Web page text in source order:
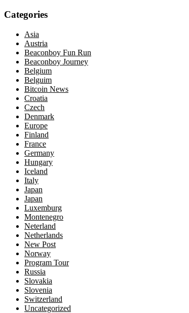
Categories
Asia
Austria
Beaconboy Fun Run
Beaconboy Journey
Belgium
Belguim
Bitcoin News
Croatia
Czech
Denmark
Europe
Finland
France
Germany
Hungary
Iceland
Italy
Japan
Japan
Luxemburg
Montenegro
Neterland
Netherlands
New Post
Norway
Program Tour
Russia
Slovakia
Slovenia
Switzerland
Uncategorized